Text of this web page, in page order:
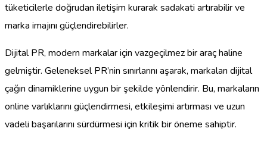
tüketicilerle doğrudan iletişim kurarak sadakati artırabilir ve
marka imajını güçlendirebilirler.
Dijital PR, modern markalar için vazgeçilmez bir araç haline
gelmiştir. Geleneksel PR’nin sınırlarını aşarak, markaları dijital
çağın dinamiklerine uygun bir şekilde yönlendirir. Bu, markaların
online varlıklarını güçlendirmesi, etkileşimi artırması ve uzun
vadeli başarılarını sürdürmesi için kritik bir öneme sahiptir.